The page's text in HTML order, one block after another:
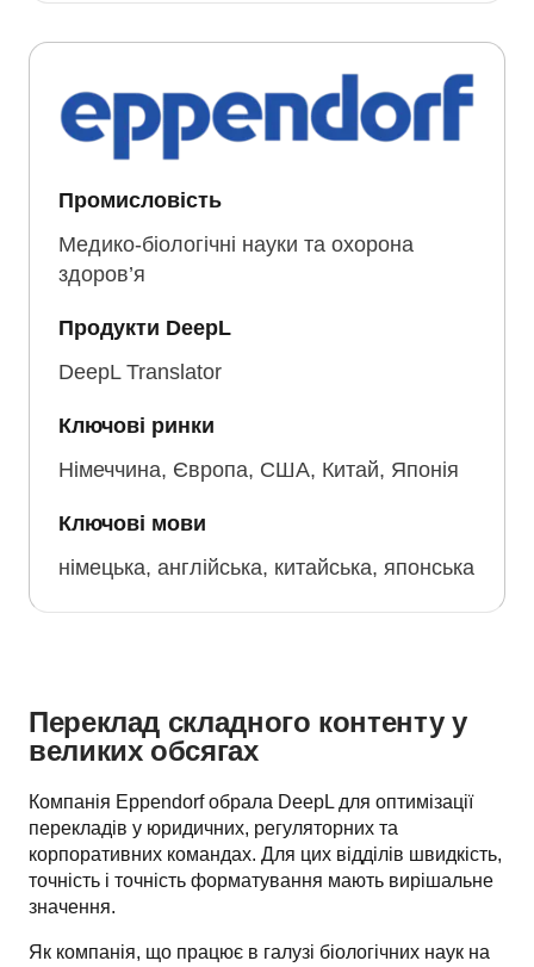
Промисловість
Медико-біологічні науки та охорона
здоров’я
Продукти DeepL
DeepL Translator
Ключові ринки
Німеччина, Європа, США, Китай, Японія
Ключові мови
німецька, англійська, китайська, японська
Переклад складного контенту у
великих обсягах
Компанія Eppendorf обрала DeepL для оптимізації
перекладів у юридичних, регуляторних та
корпоративних командах. Для цих відділів швидкість,
точність і точність форматування мають вирішальне
значення.
Як компанія, що працює в галузі біологічних наук на